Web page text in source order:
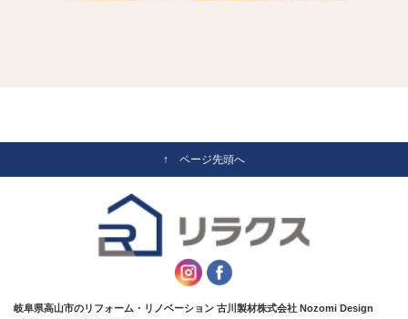
↑ ページ先頭へ
岐阜県高山市のリフォーム・リノベーション 古川製材株式会社 Nozomi Design